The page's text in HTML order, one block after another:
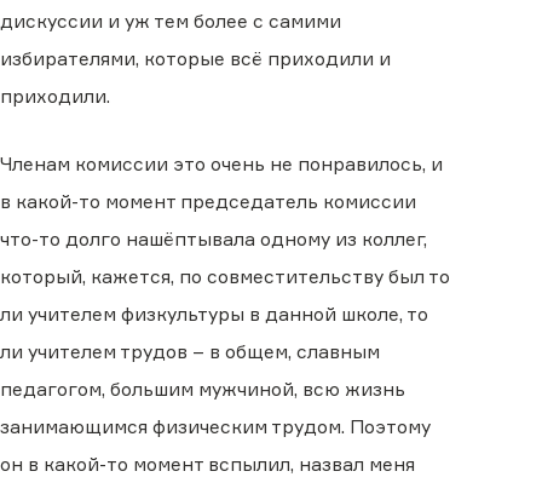
дискуссии и уж тем более с самими
избирателями, которые всё приходили и
приходили.
Членам комиссии это очень не понравилось, и
в какой-то момент председатель комиссии
что-то долго нашёптывала одному из коллег,
который, кажется, по совместительству был то
ли учителем физкультуры в данной школе, то
ли учителем трудов – в общем, славным
педагогом, большим мужчиной, всю жизнь
занимающимся физическим трудом. Поэтому
он в какой-то момент вспылил, назвал меня